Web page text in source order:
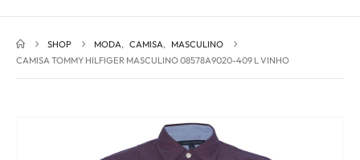
SHOP MODA, CAMISA, MASCULINO
CAMISA TOMMY HILFIGER MASCULINO 08578A9020-409 L VINHO